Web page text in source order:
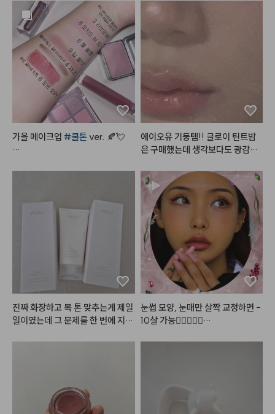
거품이 도톰하게 나는데 요게 손등
을 확 감싸줘서 좋은 성분이 쓱쓱
흡수되는 것 같은 기분이 들어요!
씻고나면 건조한 느낌없이 아주 아
화장실에 두기에도 예뻐요 ㅎㅎ
핸드워시 찾으시는 분들께 강추합
#헤메코리뷰어
가을 메이크업 #쿨톤 ver. 🍂💘
숄 모먼트 아이섀도우 팔
레트 [ 04 라일락모먼트 ]
5번 컬러로 눈 두덩이를 전체적으
9번 컬러로 쌍꺼풀 라인에 음영을
6번 컬러로 눈 두덩이 중앙을 시작
으로 가장자리까지 퍼뜨려 주고
10번 컬러로 눈 꼬리 음영을 준다
- #스킨푸드 버터리 치크 케이크 [
글라세 틴트 [ 06 모브 모
에이오유 기둥템!! 글로이 틴트밤
은 구매했는데 생각보다도 광감이
한 색감이라 FW 시즌에 최고…😘
진짜 화장하고 목 톤 맞추는게 제일
일이였는데 그 문제를 한 번에 지워
앞으로도 이런 좋은 제품들 많이
만들어주세요
눈썹 모양, 눈매만 살짝 교정하면 -
10살 가능👩🏻‍❤️‍👩🏻